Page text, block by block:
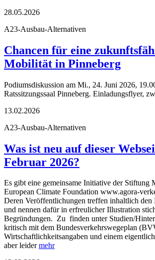
28.05.2026
A23-Ausbau-Alternativen
Chancen für eine
Mobilität in Pinneberg
Podiumsdiskussion am Mi., 24. Juni 2026,
Ratssitzungssaal Pinneberg. Einladungsflyer,
13.02.2026
A23-Ausbau-Alternativen
Was ist neu auf dieser
Februar 2026?
Es gibt eine gemeinsame Initiative der Stiftung
European Climate Foundation www.agora-
Deren Veröffentlichungen treffen inhaltlich den
und nennen dafür in erfreulicher Illustration
Begründungen. Zu finden unter Studien/
kritisch mit dem Bundesverkehrswegeplan
Wirtschaftlichkeitsangaben und einem
aber leidermehr